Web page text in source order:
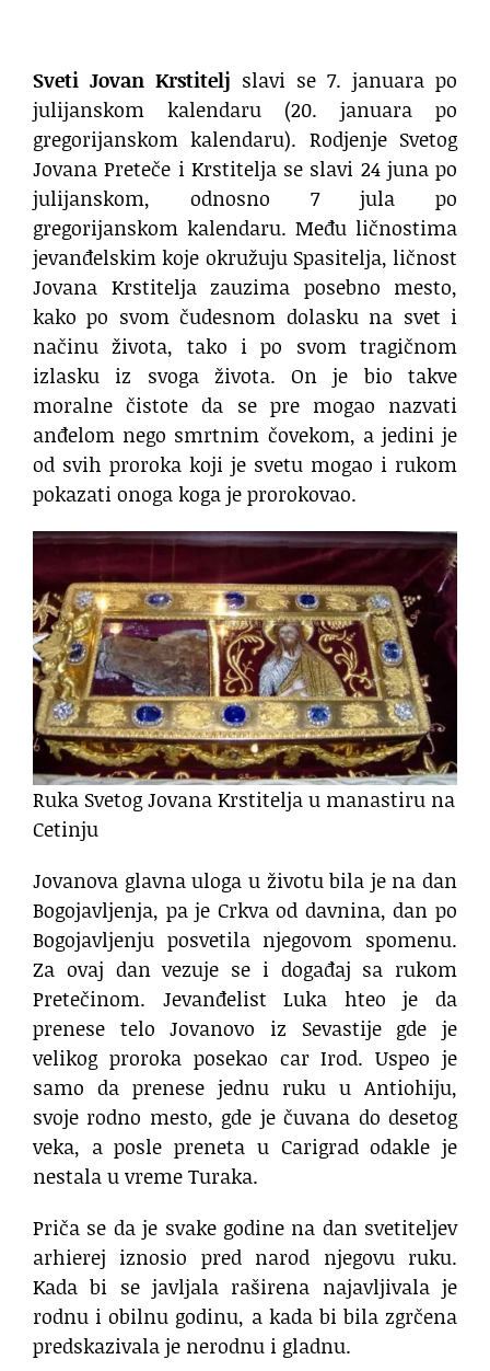
Sveti Jovan Krstitelj slavi se 7. januara po
julijanskom kalendaru (20. januara po
gregorijanskom kalendaru). Rodjenje Svetog
Jovana Preteče i Krstitelja se slavi 24 juna po
julijanskom, odnosno 7 jula po
gregorijanskom kalendaru. Među ličnostima
jevanđelskim koje okružuju Spasitelja, ličnost
Jovana Krstitelja zauzima posebno mesto,
kako po svom čudesnom dolasku na svet i
načinu života, tako i po svom tragičnom
izlasku iz svoga života. On je bio takve
moralne čistote da se pre mogao nazvati
anđelom nego smrtnim čovekom, a jedini je
od svih proroka koji je svetu mogao i rukom
pokazati onoga koga je prorokovao.
Ruka Svetog Jovana Krstitelja u manastiru na
Cetinju
Jovanova glavna uloga u životu bila je na dan
Bogojavljenja, pa je Crkva od davnina, dan po
Bogojavljenju posvetila njegovom spomenu.
Za ovaj dan vezuje se i događaj sa rukom
Pretečinom. Jevanđelist Luka hteo je da
prenese telo Jovanovo iz Sevastije gde je
velikog proroka posekao car Irod. Uspeo je
samo da prenese jednu ruku u Antiohiju,
svoje rodno mesto, gde je čuvana do desetog
veka, a posle preneta u Carigrad odakle je
nestala u vreme Turaka.
Priča se da je svake godine na dan svetiteljev
arhierej iznosio pred narod njegovu ruku.
Kada bi se javljala raširena najavljivala je
rodnu i obilnu godinu, a kada bi bila zgrčena
predskazivala je nerodnu i gladnu.